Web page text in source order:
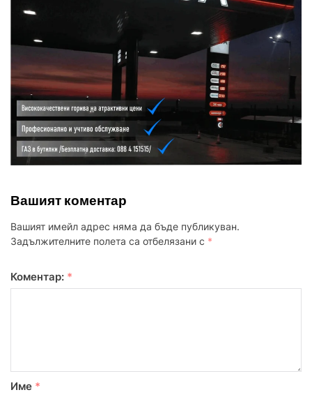
Вашият коментар
Вашият имейл адрес няма да бъде публикуван.
Задължителните полета са отбелязани с *
Коментар: *
Име *